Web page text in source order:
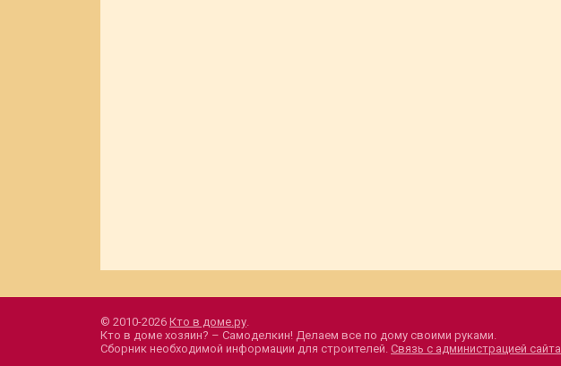
© 2010-2026 Кто в доме.ру.
Кто в доме хозяин? – Самоделкин! Делаем все по дому своими руками.
Сборник необходимой информации для строителей. Связь с администрацией сайта